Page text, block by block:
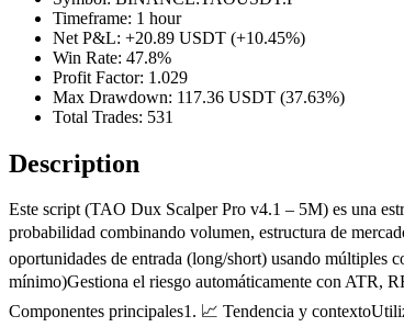
Timeframe: 1 hour
Net P&L: +20.89 USDT (+10.45%)
Win Rate: 47.8%
Profit Factor: 1.029
Max Drawdown: 117.36 USDT (37.63%)
Total Trades: 531
Description
Este script (TAO Dux Scalper Pro v4.1 – 5M) es una
probabilidad combinando volumen, estructura de
oportunidades de entrada (long/short) usando múltiples
mínimo)Gestiona el riesgo automáticamente con ATR,
Componentes principales1. 📈 Tendencia y